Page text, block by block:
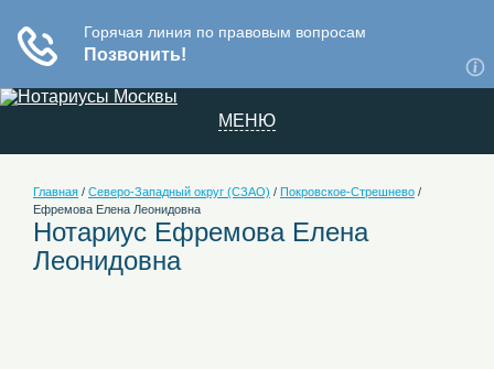
МЕНЮ
Главная / Северо-Западный округ (СЗАО) / Покровское-Стрешнево /
Ефремова Елена Леонидовна
Нотариус Ефремова Елена
Леонидовна